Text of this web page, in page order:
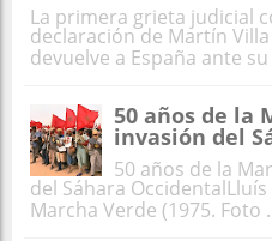
La primera grieta judicial
declaración de Martín
devuelve a España ante
50 años de la
invasión del
50 años de la
del Sáhara
Marcha Verde (1975. Foto